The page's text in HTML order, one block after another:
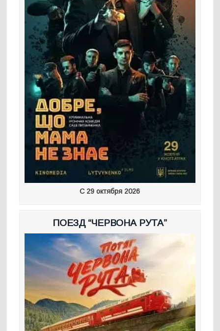
С 29 октября 2026
ПОЕЗД “ЧЕРВОНА РУТА”